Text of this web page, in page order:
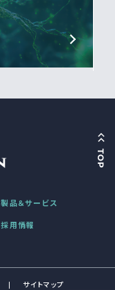
製品＆サービス
採用情報
サイトマップ